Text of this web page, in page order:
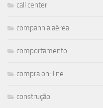
call center
companhia aérea
comportamento
compra on-line
construção